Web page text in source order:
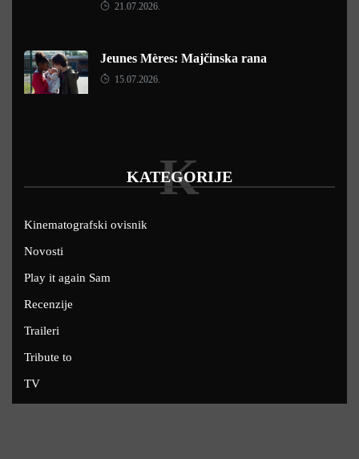
21.07.2026.
Jeunes Mères: Majčinska rana
15.07.2026.
KATEGORIJE
K
Kinematografski ovisnik
Novosti
Play it again Sam
Recenzije
Traileri
Tribute to
TV